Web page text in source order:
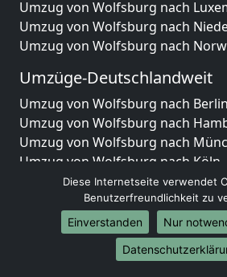
Umzug von Wolfsburg nach
Umzug von Wolfsburg nach
Umzug von Wolfsburg nach
Umzüge-Deutschlandweit
Umzug von Wolfsburg nach Berlin
Umzug von Wolfsburg nach
Umzug von Wolfsburg nach
Umzug von Wolfsburg nach Köln
Umzug von Wolfsburg nach
Umzug von Wolfsburg nach
Umzug von Wolfsburg nach
Umzug von Wolfsburg nach
Umzug von Wolfsburg nach
Diese Internetseite verwendet
Benutzerfreundlichkeit zu
Einverstanden
Nur